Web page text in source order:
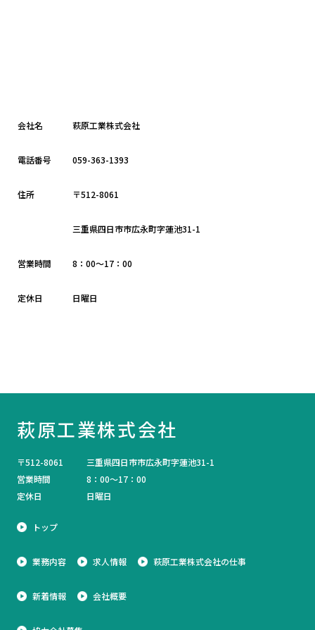
会社名 萩原工業株式会社
電話番号 059-363-1393
住所 〒512-8061
三重県四日市市広永町字蓮池31-1
営業時間 8：00～17：00
定休日 日曜日
萩原工業株式会社
〒512-8061
三重県四日市市広永町字蓮池31-1
営業時間
8：00～17：00
定休日
日曜日
トップ
業務内容 求人情報 萩原工業株式会社の仕事
新着情報 会社概要